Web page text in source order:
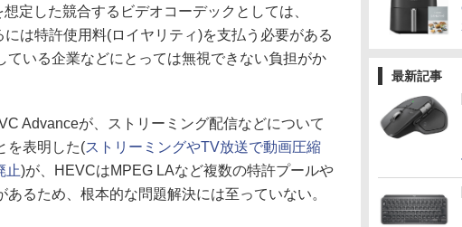
最新記事
した競合するビデオコーデックとしては、
は特許使用料(ロイヤリティ)を支払う必要がある
ている企業などにとっては無視できない負担がか
Advanceが、ストリーミング配信などについて
を表明した(ストリーミングやTV放送で動画圧縮
止)が、HEVCはMPEG LAなど複数の特許プールや
るため、根本的な問題解決には至っていない。